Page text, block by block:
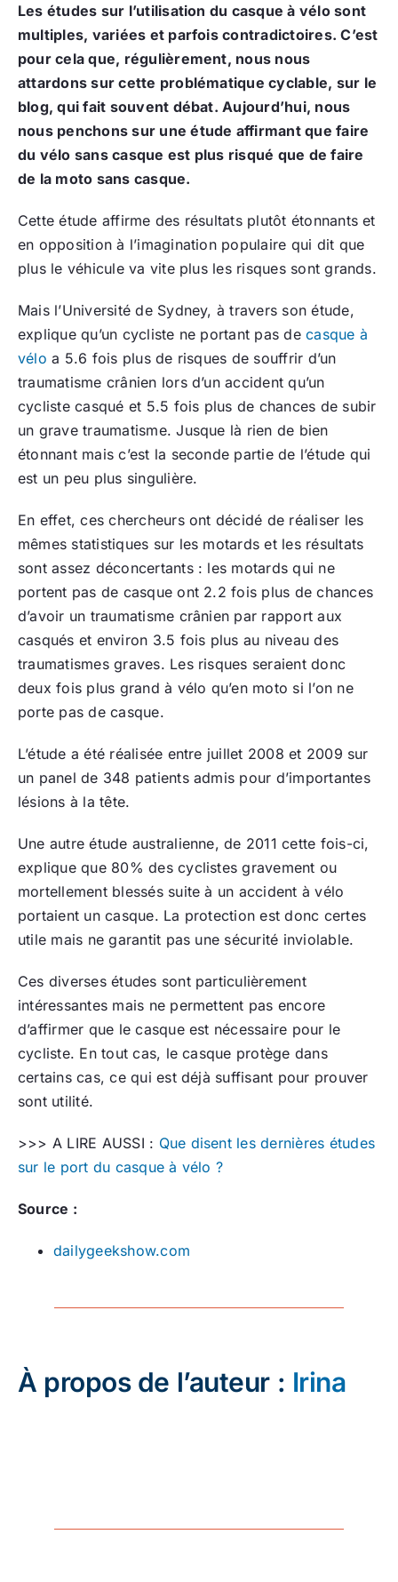
Les études sur l’utilisation du casque à vélo sont
multiples, variées et parfois contradictoires. C’est
pour cela que, régulièrement, nous nous
attardons sur cette problématique cyclable, sur le
blog, qui fait souvent débat. Aujourd’hui, nous
nous penchons sur une étude affirmant que faire
du vélo sans casque est plus risqué que de faire
de la moto sans casque.
Cette étude affirme des résultats plutôt étonnants et
en opposition à l’imagination populaire qui dit que
plus le véhicule va vite plus les risques sont grands.
Mais l’Université de Sydney, à travers son étude,
explique qu’un cycliste ne portant pas decasque à
vélo a 5.6 fois plus de risques de souffrir d’un
traumatisme crânien lors d’un accident qu’un
cycliste casqué et 5.5 fois plus de chances de subir
un grave traumatisme. Jusque là rien de bien
étonnant mais c’est la seconde partie de l’étude qui
est un peu plus singulière.
En effet, ces chercheurs ont décidé de réaliser les
mêmes statistiques sur les motards et les résultats
sont assez déconcertants : les motards qui ne
portent pas de casque ont 2.2 fois plus de chances
d’avoir un traumatisme crânien par rapport aux
casqués et environ 3.5 fois plus au niveau des
traumatismes graves. Les risques seraient donc
deux fois plus grand à vélo qu’en moto si l’on ne
porte pas de casque.
L’étude a été réalisée entre juillet 2008 et 2009 sur
un panel de 348 patients admis pour d’importantes
lésions à la tête.
Une autre étude australienne, de 2011 cette fois-ci,
explique que 80% des cyclistes gravement ou
mortellement blessés suite à un accident à vélo
portaient un casque. La protection est donc certes
utile mais ne garantit pas une sécurité inviolable.
Ces diverses études sont particulièrement
intéressantes mais ne permettent pas encore
d’affirmer que le casque est nécessaire pour le
cycliste. En tout cas, le casque protège dans
certains cas, ce qui est déjà suffisant pour prouver
sont utilité.
>>> A LIRE AUSSI : Que disent les dernières études
sur le port du casque à vélo ?
Source :
dailygeekshow.com
À propos de l’auteur : Irina